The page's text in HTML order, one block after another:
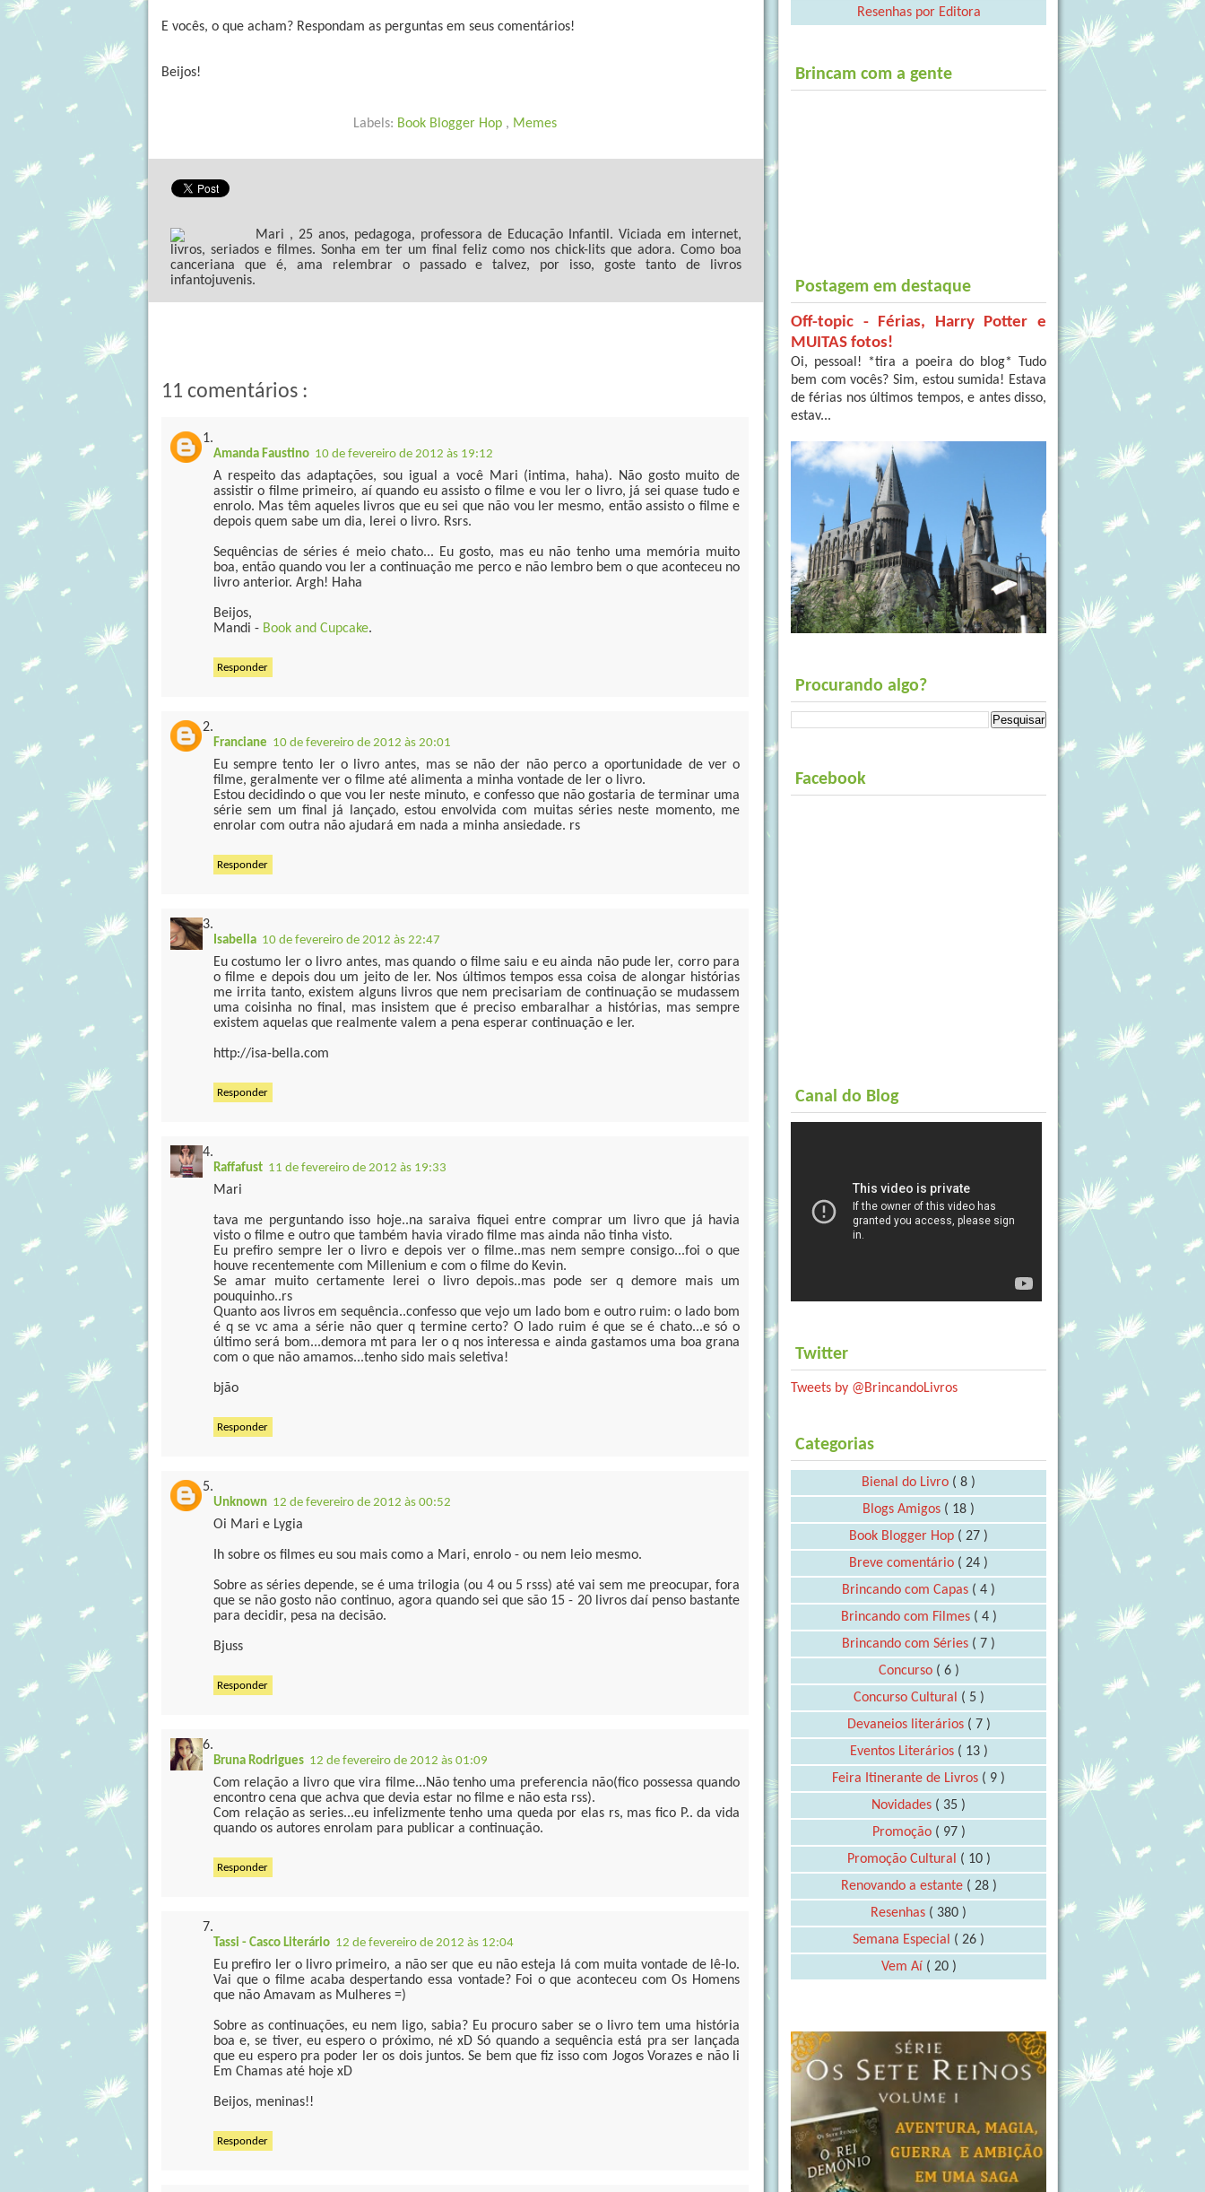
E vocês, o que acham? Respondam as perguntas em seus comentários!
Beijos!
Labels: Book Blogger Hop , Memes
Mari , 25 anos, pedagoga, professora de Educação Infantil. Viciada em internet,
livros, seriados e filmes. Sonha em ter um final feliz como nos chick-lits que adora. Como boa
canceriana que é, ama relembrar o passado e talvez, por isso, goste tanto de livros
infantojuvenis.
11 comentários :
Amanda Faustino 10 de fevereiro de 2012 às 19:12
A respeito das adaptações, sou igual a você Mari (intima, haha). Não gosto muito de
assistir o filme primeiro, aí quando eu assisto o filme e vou ler o livro, já sei quase tudo e
enrolo. Mas têm aqueles livros que eu sei que não vou ler mesmo, então assisto o filme e
depois quem sabe um dia, lerei o livro. Rsrs.
Sequências de séries é meio chato... Eu gosto, mas eu não tenho uma memória muito
boa, então quando vou ler a continuação me perco e não lembro bem o que aconteceu no
livro anterior. Argh! Haha
Beijos,
Mandi - Book and Cupcake.
Responder
Franciane 10 de fevereiro de 2012 às 20:01
Eu sempre tento ler o livro antes, mas se não der não perco a oportunidade de ver o
filme, geralmente ver o filme até alimenta a minha vontade de ler o livro.
Estou decidindo o que vou ler neste minuto, e confesso que não gostaria de terminar uma
série sem um final já lançado, estou envolvida com muitas séries neste momento, me
enrolar com outra não ajudará em nada a minha ansiedade. rs
Responder
Isabella 10 de fevereiro de 2012 às 22:47
Eu costumo ler o livro antes, mas quando o filme saiu e eu ainda não pude ler, corro para
o filme e depois dou um jeito de ler. Nos últimos tempos essa coisa de alongar histórias
me irrita tanto, existem alguns livros que nem precisariam de continuação se mudassem
uma coisinha no final, mas insistem que é preciso embaralhar a histórias, mas sempre
existem aquelas que realmente valem a pena esperar continuação e ler.
http://isa-bella.com
Responder
Raffafust 11 de fevereiro de 2012 às 19:33
Mari
tava me perguntando isso hoje..na saraiva fiquei entre comprar um livro que já havia
visto o filme e outro que também havia virado filme mas ainda não tinha visto.
Eu prefiro sempre ler o livro e depois ver o filme..mas nem sempre consigo...foi o que
houve recentemente com Millenium e com o filme do Kevin.
Se amar muito certamente lerei o livro depois..mas pode ser q demore mais um
pouquinho..rs
Quanto aos livros em sequência..confesso que vejo um lado bom e outro ruim: o lado bom
é q se vc ama a série não quer q termine certo? O lado ruim é que se é chato...e só o
último será bom...demora mt para ler o q nos interessa e ainda gastamos uma boa grana
com o que não amamos...tenho sido mais seletiva!
bjão
Responder
Unknown 12 de fevereiro de 2012 às 00:52
Oi Mari e Lygia
Ih sobre os filmes eu sou mais como a Mari, enrolo - ou nem leio mesmo.
Sobre as séries depende, se é uma trilogia (ou 4 ou 5 rsss) até vai sem me preocupar, fora
que se não gosto não continuo, agora quando sei que são 15 - 20 livros daí penso bastante
para decidir, pesa na decisão.
Bjuss
Responder
Bruna Rodrigues 12 de fevereiro de 2012 às 01:09
Com relação a livro que vira filme...Não tenho uma preferencia não(fico possessa quando
encontro cena que achva que devia estar no filme e não esta rss).
Com relação as series...eu infelizmente tenho uma queda por elas rs, mas fico P.. da vida
quando os autores enrolam para publicar a continuação.
Responder
Tassi - Casco Literário 12 de fevereiro de 2012 às 12:04
Eu prefiro ler o livro primeiro, a não ser que eu não esteja lá com muita vontade de lê-lo.
Vai que o filme acaba despertando essa vontade? Foi o que aconteceu com Os Homens
que não Amavam as Mulheres =)
Sobre as continuações, eu nem ligo, sabia? Eu procuro saber se o livro tem uma história
boa e, se tiver, eu espero o próximo, né xD Só quando a sequência está pra ser lançada
que eu espero pra poder ler os dois juntos. Se bem que fiz isso com Jogos Vorazes e não li
Em Chamas até hoje xD
Beijos, meninas!!
Responder
Resenhas por Editora
Brincam com a gente
Postagem em destaque
Off-topic - Férias, Harry Potter e
MUITAS fotos!
Oi, pessoal! *tira a poeira do blog* Tudo
bem com vocês? Sim, estou sumida! Estava
de férias nos últimos tempos, e antes disso,
estav...
Procurando algo?
Facebook
Canal do Blog
Twitter
Tweets by @BrincandoLivros
Categorias
Bienal do Livro ( 8 )
Blogs Amigos ( 18 )
Book Blogger Hop ( 27 )
Breve comentário ( 24 )
Brincando com Capas ( 4 )
Brincando com Filmes ( 4 )
Brincando com Séries ( 7 )
Concurso ( 6 )
Concurso Cultural ( 5 )
Devaneios literários ( 7 )
Eventos Literários ( 13 )
Feira Itinerante de Livros ( 9 )
Novidades ( 35 )
Promoção ( 97 )
Promoção Cultural ( 10 )
Renovando a estante ( 28 )
Resenhas ( 380 )
Semana Especial ( 26 )
Vem Aí ( 20 )